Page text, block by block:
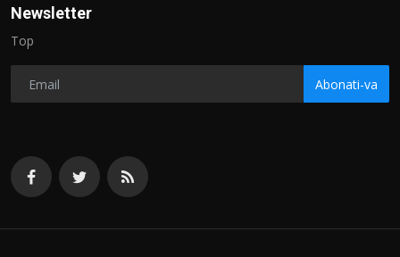
Newsletter
Top
Abonati-va